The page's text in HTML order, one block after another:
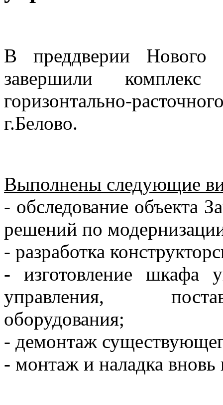
В преддверии Нового
завершили
горизонтально-
г.Белово.
Выполнены следующие
- обследование объекта
решений по
- разработка
- изготовление шкафа
управления,
оборудования;
- демонтаж
- монтаж и наладка вновь